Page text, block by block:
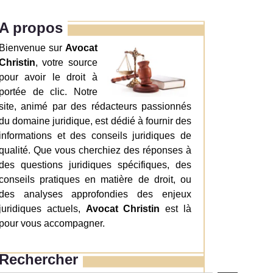
propos
sur Avocat
, votre source
avoir le droit à
de clic. Notre
animé par des rédacteurs passionnés
domaine juridique, est dédié à fournir des
et des conseils juridiques de
Que vous cherchiez des réponses à
questions juridiques spécifiques, des
pratiques en matière de droit, ou
analyses approfondies des enjeux
actuels, Avocat Christin est là
vous accompagner.